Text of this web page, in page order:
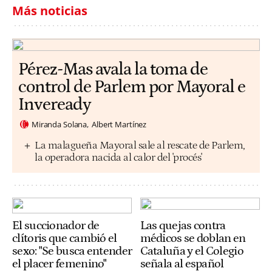
Más noticias
Pérez-Mas avala la toma de
control de Parlem por Mayoral e
Inveready
Miranda Solana Albert Martínez
La malagueña Mayoral sale al rescate de Parlem,
la operadora nacida al calor del 'procés'
El succionador de
clítoris que cambió el
sexo: "Se busca entender
el placer femenino"
Las quejas contra
médicos se doblan en
Cataluña y el Colegio
señala al español